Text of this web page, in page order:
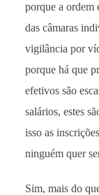
porque a ordem
das câmaras
vigilância por
porque há que
efetivos são
salários, estes
isso as
ninguém quer
Sim, mais do